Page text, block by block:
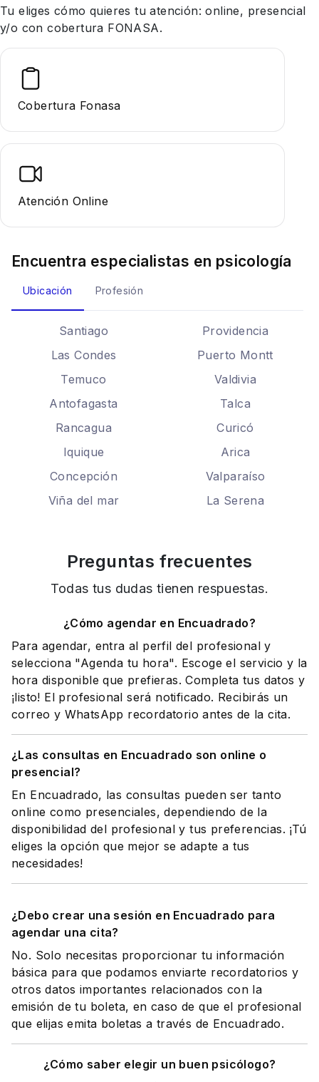
Tu eliges cómo quieres tu atención: online, presencial
y/o con cobertura FONASA.
Cobertura Fonasa
Atención Online
Encuentra especialistas en psicología
Ubicación Profesión
Santiago
Providencia
Las Condes
Puerto Montt
Temuco
Valdivia
Antofagasta
Talca
Rancagua
Curicó
Iquique
Arica
Concepción
Valparaíso
Viña del mar
La Serena
Preguntas frecuentes
Todas tus dudas tienen respuestas.
¿Cómo agendar en Encuadrado?
Para agendar, entra al perfil del profesional y
selecciona "Agenda tu hora". Escoge el servicio y la
hora disponible que prefieras. Completa tus datos y
¡listo! El profesional será notificado. Recibirás un
correo y WhatsApp recordatorio antes de la cita.
¿Las consultas en Encuadrado son online o
presencial?
En Encuadrado, las consultas pueden ser tanto
online como presenciales, dependiendo de la
disponibilidad del profesional y tus preferencias. ¡Tú
eliges la opción que mejor se adapte a tus
necesidades!
¿Debo crear una sesión en Encuadrado para
agendar una cita?
No. Solo necesitas proporcionar tu información
básica para que podamos enviarte recordatorios y
otros datos importantes relacionados con la
emisión de tu boleta, en caso de que el profesional
que elijas emita boletas a través de Encuadrado.
¿Cómo saber elegir un buen psicólogo?